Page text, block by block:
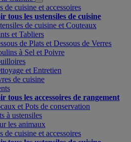
de cuisine et accessoires
tous les ustensiles de cuisine
de cuisine et Couteaux
et Tabliers
de Plats et Dessous de Verres
à Sel et Poivre
et Entretien
de cuisine
tous les accessoires de rangement
et Pots de conservation
à ustensiles
les animaux
de cuisine et accessoires